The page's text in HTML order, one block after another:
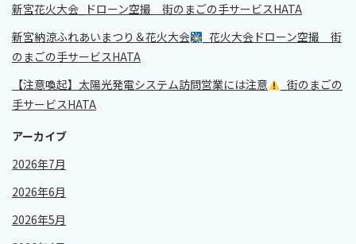
新宮花火大会_ドローン空撮 街のまごの手サービスHATA
新宮納涼ふれあいまつり＆花火大会
_花火大会ドローン空撮 街
のまごの手サービスHATA
【注意喚起】太陽光発電システム訪問営業には注意
_街のまごの
手サービスHATA
アーカイブ
2026年7月
2026年6月
2026年5月